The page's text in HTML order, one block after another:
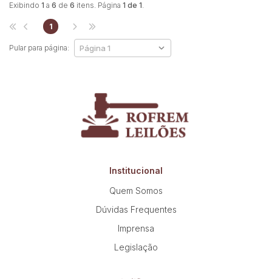
Exibindo 1 a 6 de 6 itens. Página 1 de 1.
Pular para página:
1
Institucional
Quem Somos
Dúvidas Frequentes
Imprensa
Legislação